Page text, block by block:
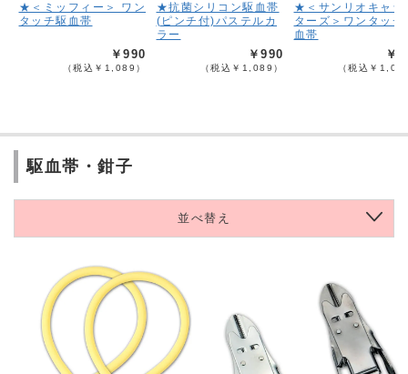
★＜ミッフィー＞ ワン
タッチ駆血帯
￥990
（税込￥1,089）
★抗菌シリコン駆血帯
(ピンチ付)パステルカ
ラー
￥990
（税込￥1,089）
★＜サンリオキャラ
ターズ＞ワンタッチ
血帯
￥
（税込￥
駆血帯・鉗子
並べ替え